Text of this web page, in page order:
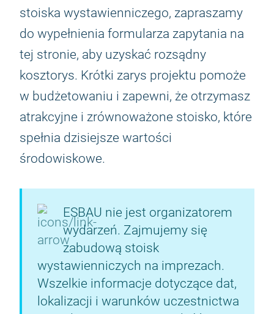
stoiska wystawienniczego, zapraszamy
do wypełnienia formularza zapytania na
tej stronie, aby uzyskać rozsądny
kosztorys. Krótki zarys projektu pomoże
w budżetowaniu i zapewni, że otrzymasz
atrakcyjne i zrównoważone stoisko, które
spełnia dzisiejsze wartości
środowiskowe.
ESBAU nie jest organizatorem
wydarzeń. Zajmujemy się
zabudową stoisk
wystawienniczych na imprezach.
Wszelkie informacje dotyczące dat,
lokalizacji i warunków uczestnictwa